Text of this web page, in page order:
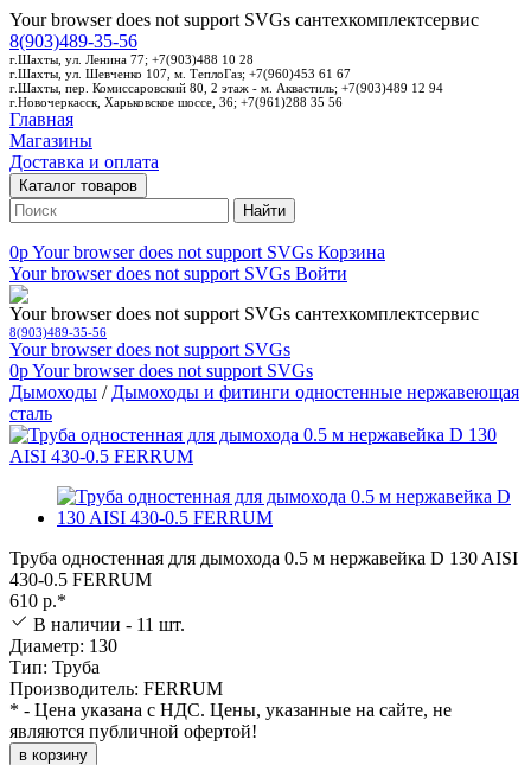
Your browser does not support SVGs сантехкомплектсервис
8(903)489-35-56
г.Шахты, ул. Ленина 77; +7(903)488 10 28
г.Шахты, ул. Шевченко 107, м. ТеплоГаз; +7(960)453 61 67
г.Шахты, пер. Комиссаровский 80, 2 этаж - м. Аквастиль; +7(903)489 12 94
г.Новочеркасск, Харьковское шоссе, 36; +7(961)288 35 56
Главная
Магазины
Доставка и оплата
Каталог товаров
Найти
0pYour browser does not support SVGs Корзина
Your browser does not support SVGs Войти
Your browser does not support SVGs сантехкомплектсервис
8(903)489-35-56
Your browser does not support SVGs
0pYour browser does not support SVGs
Дымоходы / Дымоходы и фитинги одностенные нержавеющая
сталь
Труба одностенная для дымохода 0.5 м нержавейка D 130 AISI
430-0.5 FERRUM
610 р.*
В наличии - 11 шт.
Диаметр: 130
Тип: Труба
Производитель: FERRUM
* - Цена указана с НДС. Цены, указанные на сайте, не
являются публичной офертой!
в корзину